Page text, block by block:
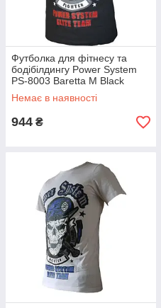
Футболка для фітнесу та
бодібілдингу Power System
PS-8003 Baretta M Black
Немає в наявності
944 ₴